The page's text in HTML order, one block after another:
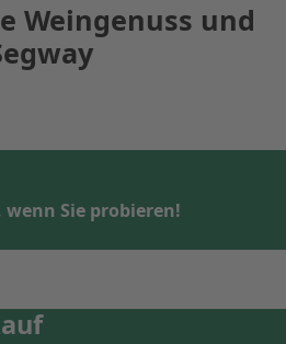
Weingenuss und
Sie probieren!